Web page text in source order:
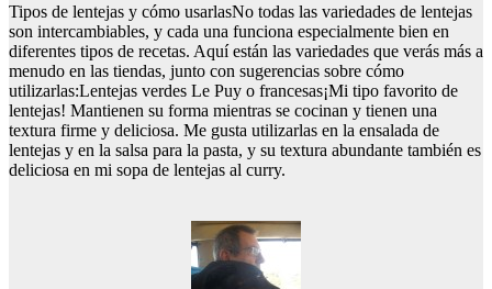
Tipos de lentejas y cómo usarlasNo todas las variedades de lentejas
son intercambiables, y cada una funciona especialmente bien en
diferentes tipos de recetas. Aquí están las variedades que verás más a
menudo en las tiendas, junto con sugerencias sobre cómo
utilizarlas:Lentejas verdes Le Puy o francesas¡Mi tipo favorito de
lentejas! Mantienen su forma mientras se cocinan y tienen una
textura firme y deliciosa. Me gusta utilizarlas en la ensalada de
lentejas y en la salsa para la pasta, y su textura abundante también es
deliciosa en mi sopa de lentejas al curry.